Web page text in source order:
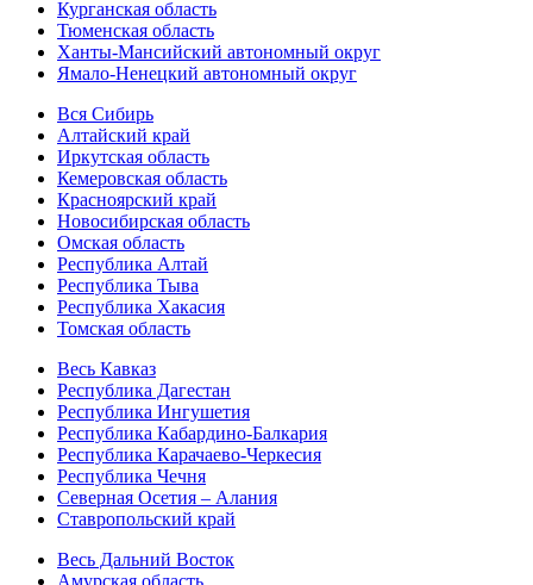
Курганская область
Тюменская область
Ханты-Мансийский автономный округ
Ямало-Ненецкий автономный округ
Вся Сибирь
Алтайский край
Иркутская область
Кемеровская область
Красноярский край
Новосибирская область
Омская область
Республика Алтай
Республика Тыва
Республика Хакасия
Томская область
Весь Кавказ
Республика Дагестан
Республика Ингушетия
Республика Кабардино-Балкария
Республика Карачаево-Черкесия
Республика Чечня
Северная Осетия – Алания
Ставропольский край
Весь Дальний Восток
Амурская область